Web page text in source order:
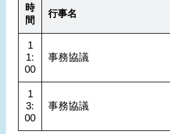
時
間
行事名
1
1:
00
事務協議
1
3:
00
事務協議